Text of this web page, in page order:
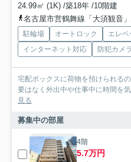
24.99㎡ (1K) /築18年 /10階建
名古屋市営鶴舞線「大須観音
駐輪場 オートロック エレベ
インターネット対応
防犯カメラ
宅配ボックスに荷物を預けられる
要はなく外出中や仕事中に時間を
見る
募集中の部屋
4階
5.7万円